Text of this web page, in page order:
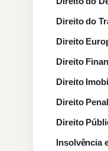
Direito do
Direito
Direito
Direito
Direito
Direito
Insolvência